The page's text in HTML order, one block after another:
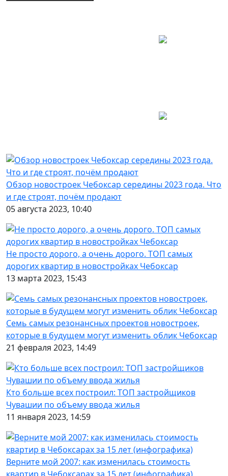
Обзор новостроек Чебоксар середины 2023 года. Что
и где строят, почём продают
05 августа 2023, 10:40
Не просто дорого, а очень дорого. ТОП самых
дорогих квартир в новостройках Чебоксар
13 марта 2023, 15:43
Семь самых резонансных проектов новостроек,
которые в будущем могут изменить облик Чебоксар
21 февраля 2023, 14:49
Кто больше всех построил: ТОП застройщиков
Чувашии по объему ввода жилья
11 января 2023, 14:59
Верните мой 2007: как изменилась стоимость